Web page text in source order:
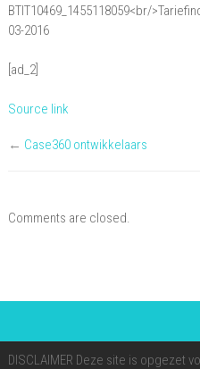
BTIT10469_1455118059<br/
03-2016
[ad_2]
Source link
← Case360 ontwikkelaars
Comments are closed.
DISCLAIMER Deze site is opgezet